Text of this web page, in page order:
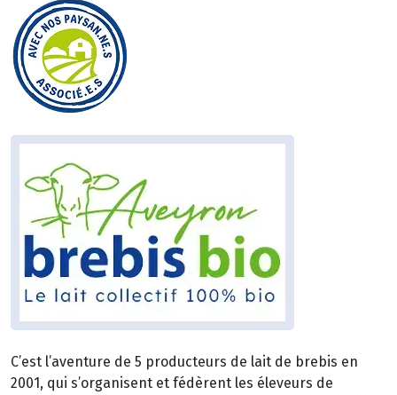
C’est l’aventure de 5 producteurs de lait de brebis en
2001, qui s’organisent et fédèrent les éleveurs de